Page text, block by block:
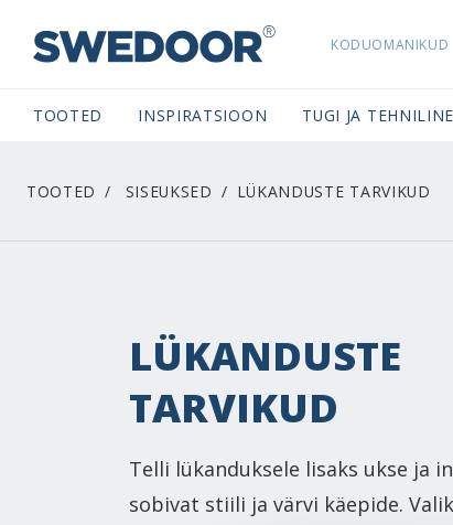
SWEDOORESTONIA NAVIGATION
KODUOMANIKUD
TOOTED INSPIRATSIOON TUGI JA
TOOTED SISEUKSED LÜKANDUSTE TARVIKUD
LÜKANDUSTE
TARVIKUD
Telli lükanduksele lisaks ukse ja
sobivat stiili ja värvi käepide.